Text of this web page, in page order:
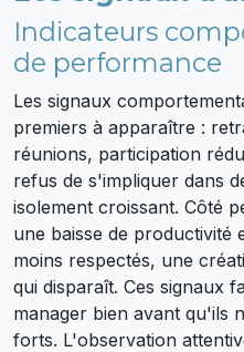
Indicateurs
de performance
Les signaux
premiers à apparaître :
réunions, participation
refus de s'impliquer dans
isolement croissant. Côté
une baisse de productivité
moins respectés, une
qui disparaît. Ces signaux
manager bien avant qu'ils
forts. L'observation